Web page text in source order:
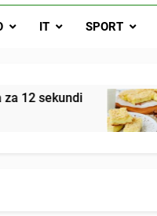
12 skrivenih životinja
tačnog odgovora izgleda
IT SPORT
20 Hours